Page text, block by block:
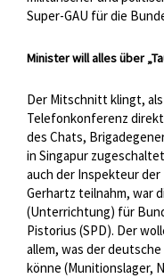
Super-GAU für die
Minister will alles über
Der Mitschnitt klingt,
Telefonkonferenz
des Chats,
in Singapur
auch der Inspekteur
Gerhartz teilnahm, war
(Unterrichtung) für
Pistorius (SPD). Der
allem, was der
könne (Munitionslager,